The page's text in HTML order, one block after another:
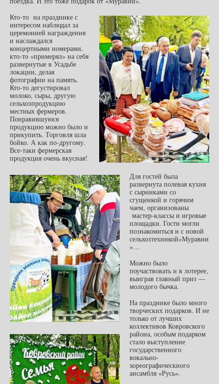
Кто-то на празднике с
интересом наблюдал за
церемонией награждения
и наслаждался
концертными номерами,
кто-то «примерял» на себя
развернутые в Усадьбе
локации, делая
фотографии на память.
Кто-то дегустировал
молоко, сыры, другую
сельхозпродукцию
местных фермеров.
Понравившуюся
продукцию можно было и
прикупить. Торговля шла
бойко. А как по-другому.
Все-таки фермерская
продукция очень вкусная!
Для гостей была
развернута полевая кухня
с сырниками со
сгущенкой и горячим
чаем, организованы
мастер-классы и игровые
площадки. Гости могли
познакомиться и с новой
сельхозтехникой»Муравии
»…
Можно было
поучаствовать и в лотерее,
выиграв главный приз —
молодого бычка.
На празднике было много
творческих подарков. И не
только от лучших
коллективов Ковровского
района, особым подарком
стало выступление
государственного
вокально-
хореографическиого
ансамбля «Русь».